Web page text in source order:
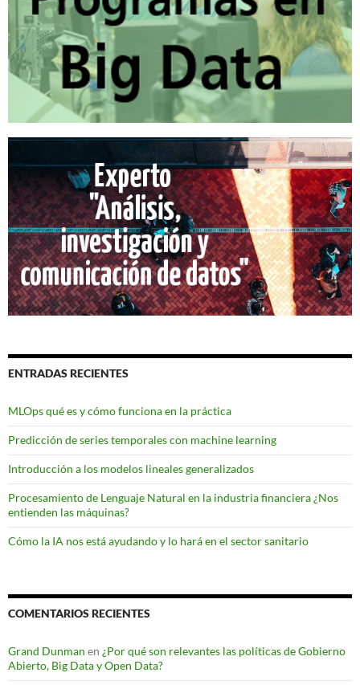
ENTRADAS RECIENTES
MLOps qué es y cómo funciona en la práctica
Predicción de series temporales con machine learning
Introducción a los modelos lineales generalizados
Procesamiento de Lenguaje Natural en la industria financiera ¿Nos
entienden las máquinas?
Cómo la IA nos está ayudando y lo hará en el sector sanitario
COMENTARIOS RECIENTES
Grand Dunman en ¿Por qué son relevantes las políticas de Gobierno
Abierto, Big Data y Open Data?